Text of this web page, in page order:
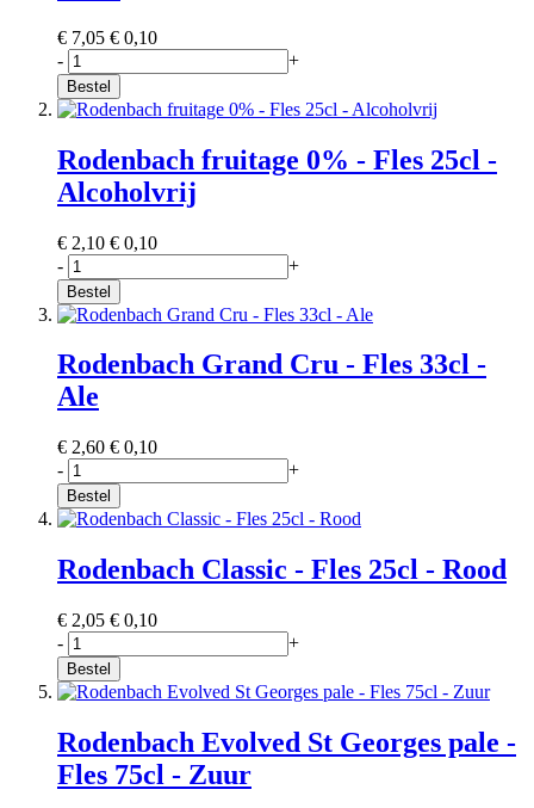
€ 7,05 € 0,10
-
+
Bestel
Rodenbach fruitage 0% - Fles 25cl -
Alcoholvrij
€ 2,10 € 0,10
-
+
Bestel
Rodenbach Grand Cru - Fles 33cl -
Ale
€ 2,60 € 0,10
-
+
Bestel
Rodenbach Classic - Fles 25cl - Rood
€ 2,05 € 0,10
-
+
Bestel
Rodenbach Evolved St Georges pale -
Fles 75cl - Zuur